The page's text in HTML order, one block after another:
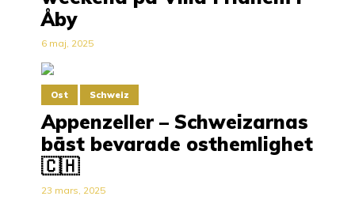
Åby
6 maj, 2025
Ost Schweiz
Appenzeller – Schweizarnas
bäst bevarade osthemlighet
🇨🇭
23 mars, 2025